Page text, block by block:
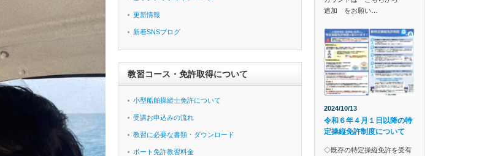
更新情報
新着SNSブログ
教習コース・免許取得について
小型船舶操縦士免許について
受講お申込みの流れ
教習に必要な書類・ダウンロード
ボート免許教習料金
追加 をお願い…
2024/10/13
令和６年４月１日以降の特
定操縦免許制度について
◇既存の特定操縦免許を受有